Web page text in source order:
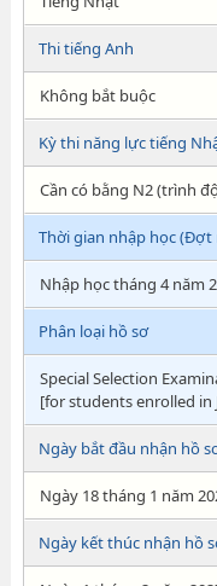
Thi tiếng Anh
Không bắt buộc
Kỳ thi năng lực tiếng
Cần có bằng N2 (trình
Thời gian nhập học (Đợt
Nhập học tháng 4 năm
Phân loại hồ sơ
Special Selection
[for students enrolled in
Ngày bắt đầu nhận hồ
Ngày 18 tháng 1 năm
Ngày kết thúc nhận hồ